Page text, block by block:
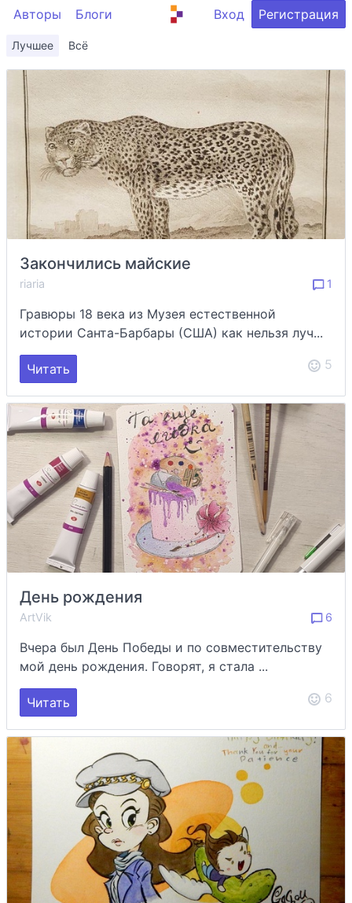
Авторы Блоги Вход Регистрация
Лучшее Всё
Закончились майские
riaria 1
Гравюры 18 века из Музея естественной
истории Санта-Барбары (США) как нельзя луч...
Читать 5
День рождения
ArtVik 6
Вчера был День Победы и по совместительству
мой день рождения. Говорят, я стала ...
Читать 6